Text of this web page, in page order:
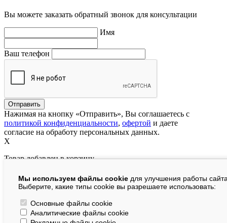
Мы используем файлы cookie для улучшения работы
Выберите, какие типы cookie вы разрешаете использовать:
Основные файлы cookie
Аналитические файлы cookie
Вы можете заказать обратный звонок для консультации
Имя
Ваш телефон
Нажимая на кнопку «Отправить», Вы соглашаетесь с
политикой конфиденциальности, офертой и даете
согласие на обработу персональных данных.
X
Товар добавлен в корзину
В корзине:шт.
На сумму:руб.